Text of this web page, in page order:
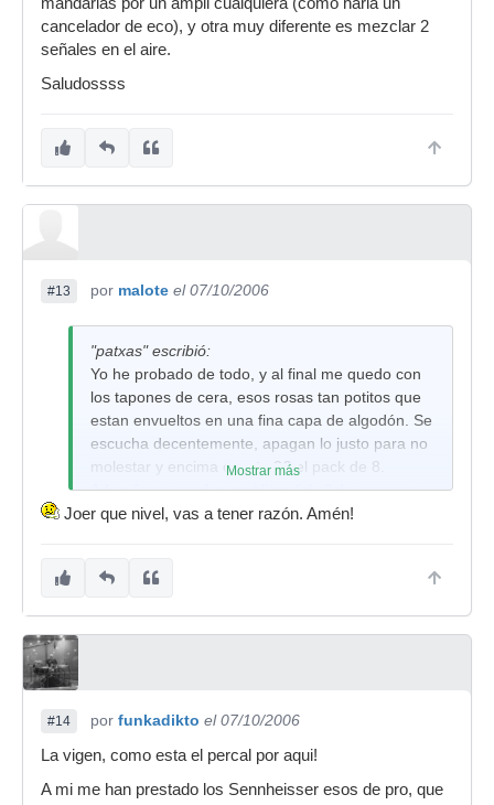
cancelador de eco), y otra muy diferente es mezclar 2
señales en el aire.
Saludossss
#13 por malote el 07/10/2006
"patxas" escribió:
Yo he probado de todo, y al final me quedo con
los tapones de cera, esos rosas tan potitos que
estan envueltos en una fina capa de algodón. Se
escucha decentemente, apagan lo justo para no
molestar y encima cuesta 3€ el pack de 8.
Además se pueden reutilizar (el nº de veces va
en función de lo que te limpies las orejas, )
muy bien, pero despues de tocar 2 horas con
presión. Los de espuma que se aprietan para
meterlos, me parece que apagan en exceso el
una especie de cancelador de eco? El problema
que tienes con lo del micro es que función de
Mostrar más
Joer que nivel, vas a tener razón. Amén!
#14 por funkadikto el 07/10/2006
La vigen, como esta el percal por aqui!
A mi me han prestado los Sennheisser esos de pro, que